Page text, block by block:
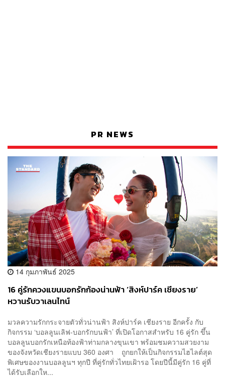
PR NEWS
14 กุมภาพันธ์ 2025
16 คู่รักควงแขนบอกรักก้องน่านฟ้า ‘สิงห์ปาร์ค เชียงราย’
หวานรับวาเลนไทน์
มวลความรักกระจายตัวทั่วน่านฟ้า สิงห์ปาร์ค เชียงราย อีกครั้ง กับ
กิจกรรม ‘บอลลูนเลิฟ-บอกรักบนฟ้า’ ที่เปิดโอกาสสำหรับ 16 คู่รัก ขึ้น
บอลลูนบอกรักเหนือท้องฟ้าท่ามกลางขุนเขา พร้อมชมความสวยงาม
ของจังหวัดเชียงรายแบบ 360 องศา ถูกยกให้เป็นกิจกรรมไฮไลต์สุด
พิเศษของงานบอลลูนฯ ทุกปี ที่คู่รักทั่วไทยเฝ้ารอ โดยปีนี้มีคู่รัก 16 คู่ที่
ได้รับเลือกให...